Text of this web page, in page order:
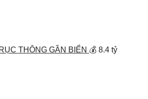
THÔNG GẦN BIỂN 💰 8.4 tỷ